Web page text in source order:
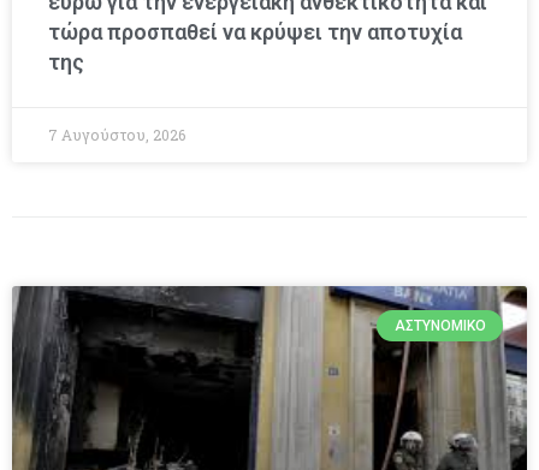
τώρα προσπαθεί να κρύψει την αποτυχία
της
7 Αυγούστου, 2026
ΑΣΤΥΝΟΜΙΚΌ